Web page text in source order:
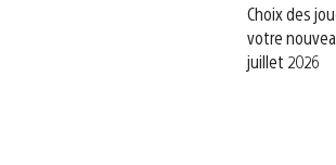
Choix des
votre
juillet 2026